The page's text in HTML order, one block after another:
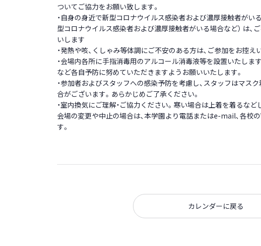
ついてご協力をお願い致します。
・自身の身近で新型コロナウイルス感染者および濃厚接触者がい
型コロナウイルス感染者および濃厚接触者がいる場合など） は、
いします
・発熱や咳、くしゃみ等体調にご不安のある方は、ご参加をお控え
・会場内各所に手指消毒用のアルコール消毒液等を設置いたしま
など各自予防に努めていただきますようお願いいたします。
・参加者およびスタッフへの感染予防を考慮し、スタッフはマス
合がございます。あらかじめご了承ください。
・室内換気にご理解・ご協力ください。寒い場合は上着を着るなど
会場の変更や中止の場合は、本学園より電話またはe-mail、各校
す。
カレンダーに戻る